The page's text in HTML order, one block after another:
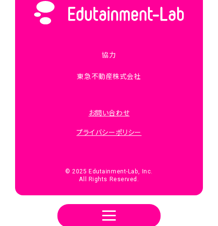
協力
東急不動産株式会社
お問い合わせ
プライバシーポリシー
© 2025 Edutainment-Lab, Inc.
All Rights Reserved.